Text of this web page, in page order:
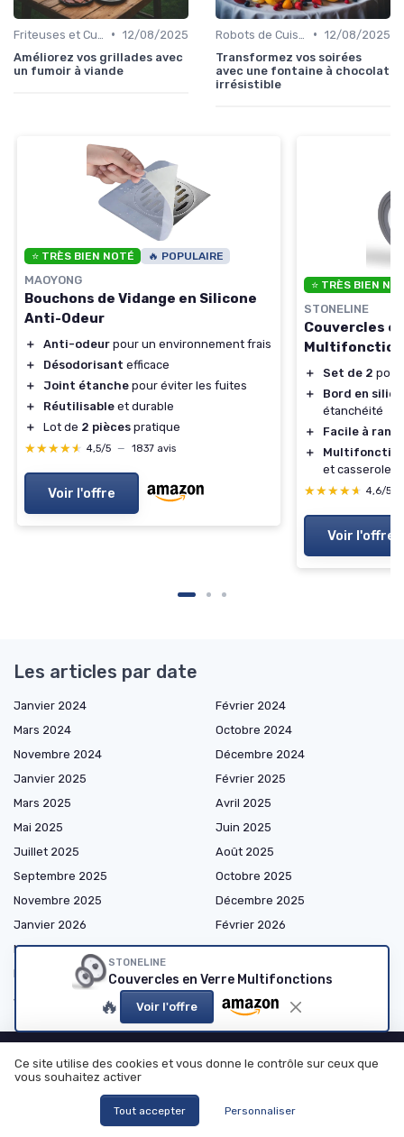
• 12/08/2025
Améliorez vos grillades avec
un fumoir à viande
• 12/08/2025
Transformez vos soirées
avec une fontaine à chocolat
irrésistible
⭐ TRÈS BIEN NOTÉ 🔥 POPULAIRE
MAOYONG
Bouchons de Vidange en Silicone
Anti-Odeur
＋ Anti-odeur pour un environnement frais
＋
Désodorisant efficace
＋
Joint étanche pour éviter les fuites
＋
Réutilisable et durable
＋
Lot de 2 pièces pratique
★★★★★
★★★★★ 4,5/5 — 1837 avis
Voir l'offre
⭐ TRÈS BIEN
STONELINE
Couvercles
＋ Set de 2
＋
Bord en
étanchéité
＋
Facile à
＋
et casseroles
★★★★★
★★★★★ 4,6/5
Voir l'offre
STONELINE
Couvercles en Verre Multifonctions
🔥 Voir l'offre
Les articles par date
Janvier 2024
Février 2024
Mars 2024
Octobre 2024
Novembre 2024
Décembre 2024
Janvier 2025
Février 2025
Mars 2025
Avril 2025
Mai 2025
Juin 2025
Juillet 2025
Août 2025
Septembre 2025
Octobre 2025
Novembre 2025
Décembre 2025
Janvier 2026
Février 2026
Mars 2026
Avril 2026
Mai 2026
Juin 2026
Juillet 2026
Août 2026
Shopping
Appareils de Cuisine
Ce site utilise des cookies et vous donne le contrôle sur ceux que
vous souhaitez activer
Tout accepter Personnaliser